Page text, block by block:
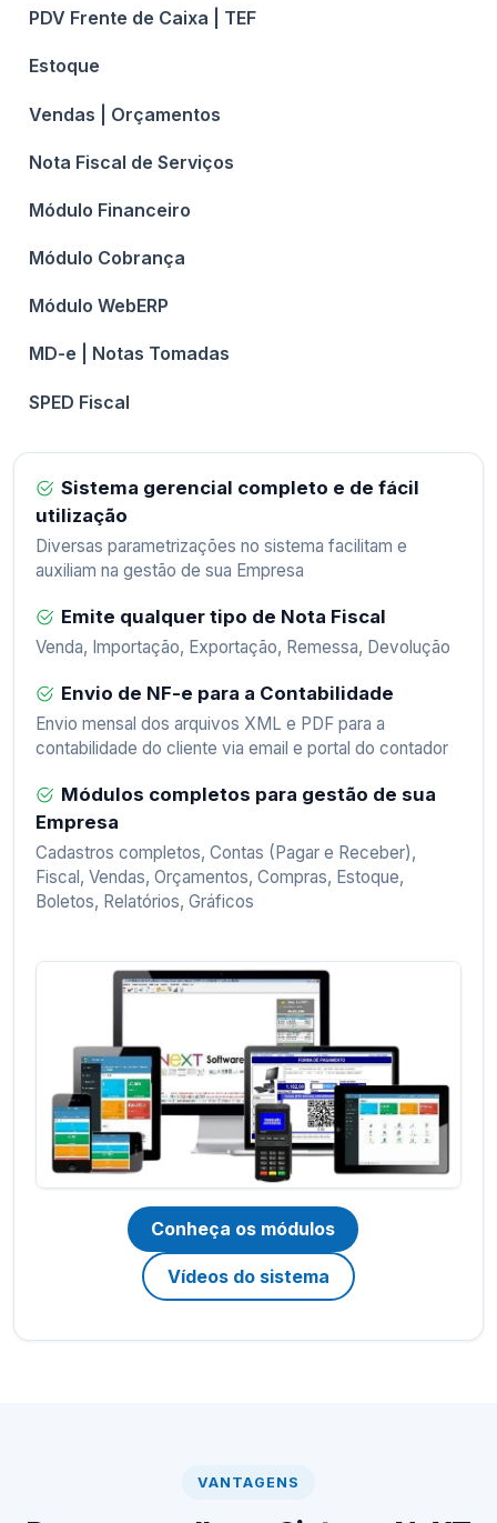
PDV Frente de Caixa | TEF
Estoque
Vendas | Orçamentos
Nota Fiscal de Serviços
Módulo Financeiro
Módulo Cobrança
Módulo WebERP
MD-e | Notas Tomadas
SPED Fiscal
Sistema gerencial completo e de fácil
utilização
Diversas parametrizações no sistema facilitam e
auxiliam na gestão de sua Empresa
Emite qualquer tipo de Nota Fiscal
Venda, Importação, Exportação, Remessa, Devolução
Envio de NF-e para a Contabilidade
Envio mensal dos arquivos XML e PDF para a
contabilidade do cliente via email e portal do contador
Módulos completos para gestão de sua
Empresa
Cadastros completos, Contas (Pagar e Receber),
Fiscal, Vendas, Orçamentos, Compras, Estoque,
Boletos, Relatórios, Gráficos
Conheça os módulos
Vídeos do sistema
VANTAGENS